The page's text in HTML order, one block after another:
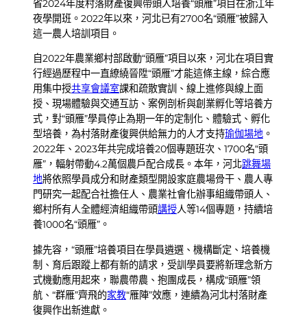
省2024年度村落財產復興帶頭人培養“頭雁”項目在浙江年
夜學開班。2022年以來，河北已有2700名“頭雁”被歸入
這一農人培訓項目。
自2022年農業鄉村部啟動“頭雁”項目以來，河北在項目實
行經過歷程中一直繚繞晉陞“頭雁”才能這條主線，綜合應
用集中授共享會議室課和疏散實訓、線上進修與線上面
授、現場體驗與交通互訪、案例剖析與創業孵化等培養方
式，對“頭雁”學員停止為期一年的定制化、體驗式、孵化
型培養，為村落財產復興供給無力的人才支持瑜伽場地 。
2022年、2023年共完成培養20個專題班次、1700名“頭
雁”，輻射帶動4.2萬個農戶配合成長。本年，河北跳舞場
地將依照學員成分和財產類型開設家庭農場骨干、農人專
門研究一起配合社擔任人、農業社會化辦事組織帶頭人、
鄉村所有人全體經濟組織帶頭講授人等14個專題，持續培
養1000名“頭雁”。
據先容，“頭雁”培養項目在學員遴選、機構斷定、培養機
制、育后跟蹤上都有新的請求，受訓學員要將新理念新方
式機動應用起來，聯農帶農、抱團成長，構成“頭雁”領
航、“群雁”齊飛的家教“雁陣”效應，連續為河北村落財產
復興作出新進獻。